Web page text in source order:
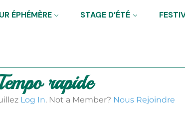
ÉPHÉMÈRE STAGE D’ÉTÉ
rapide
Log In. Not a Member? Nous Rejoindre